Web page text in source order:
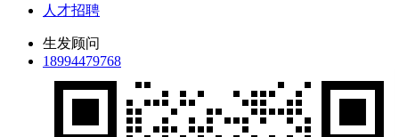
人才招聘
生发顾问
18994479768